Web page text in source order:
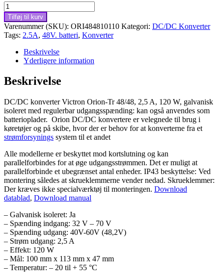
DC/DC
konverter
Victron
Orion-
Tr
48/48,
2,5A,
120W,
isoleret
antal
Tilføj til kurv
Varenummer (SKU): ORI484810110 Kategori: DC/DC Konverter
Tags: 2.5A, 48V. batteri, Konverter
Beskrivelse
Yderligere information
Beskrivelse
DC/DC konverter Victron Orion-Tr 48/48, 2,5 A, 120 W, galvanisk
isoleret med regulerbar udgangsspænding: kan også anvendes som
batterioplader. Orion DC/DC konvertere er velegnede til brug i
køretøjer og på skibe, hvor der er behov for at konverterne fra et
strømforsynings system til et andet
Alle modellerne er beskyttet mod kortslutning og kan
parallelforbindes for at øge udgangsstrømmen. Det er muligt at
parallelforbinde et ubegrænset antal enheder. IP43 beskyttelse: Ved
montering således at skrueklemmerne vender nedad. Skrueklemmer:
Der kræves ikke specialværktøj til monteringen. Download
datablad, Download manual
– Galvanisk isoleret: Ja
– Spænding indgang: 32 V – 70 V
– Spænding udgang: 40V-60V (48,2V)
– Strøm udgang: 2,5 A
– Effekt: 120 W
– Mål: 100 mm x 113 mm x 47 mm
– Temperatur: – 20 til + 55 °C